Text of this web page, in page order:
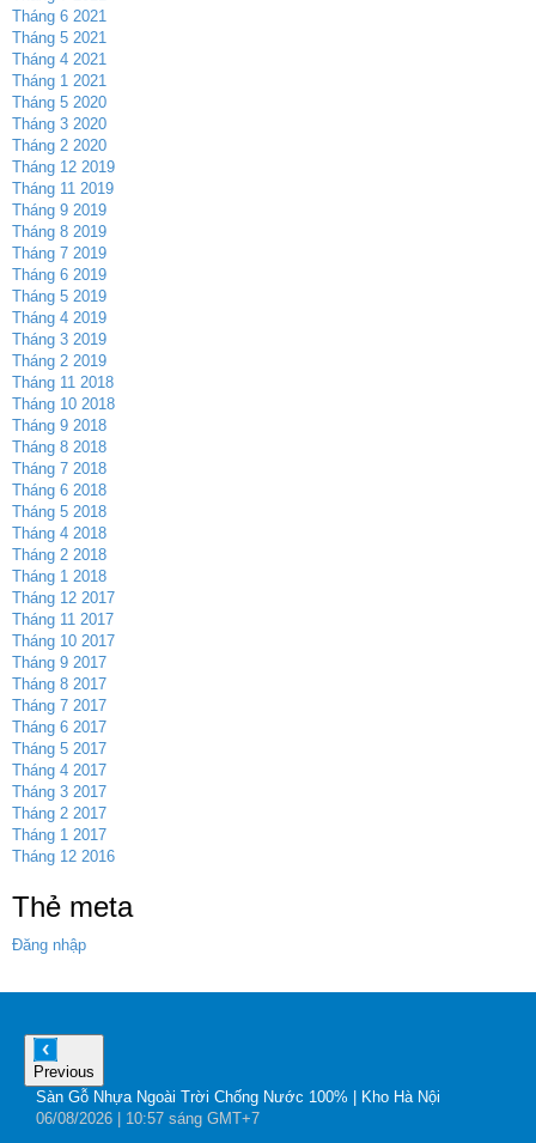
Tháng 6 2021
Tháng 5 2021
Tháng 4 2021
Tháng 1 2021
Tháng 5 2020
Tháng 3 2020
Tháng 2 2020
Tháng 12 2019
Tháng 11 2019
Tháng 9 2019
Tháng 8 2019
Tháng 7 2019
Tháng 6 2019
Tháng 5 2019
Tháng 4 2019
Tháng 3 2019
Tháng 2 2019
Tháng 11 2018
Tháng 10 2018
Tháng 9 2018
Tháng 8 2018
Tháng 7 2018
Tháng 6 2018
Tháng 5 2018
Tháng 4 2018
Tháng 2 2018
Tháng 1 2018
Tháng 12 2017
Tháng 11 2017
Tháng 10 2017
Tháng 9 2017
Tháng 8 2017
Tháng 7 2017
Tháng 6 2017
Tháng 5 2017
Tháng 4 2017
Tháng 3 2017
Tháng 2 2017
Tháng 1 2017
Tháng 12 2016
Thẻ meta
Đăng nhập
Previous
Sàn Gỗ Nhựa Ngoài Trời Chống Nước 100% | Kho Hà Nội
06/08/2026 | 10:57 sáng GMT+7